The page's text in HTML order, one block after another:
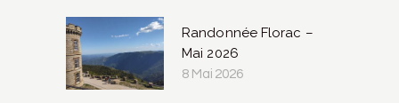
Randonnée Florac –
Mai 2026
8 Mai 2026